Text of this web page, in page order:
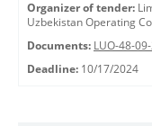
Organizer of tender:
Uzbekistan Operating
Documents: LUO-48-
Deadline: 10/17/2024